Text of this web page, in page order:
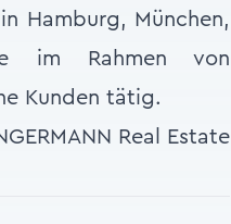
Hamburg, München,
im Rahmen von
Kunden tätig.
Real Estate